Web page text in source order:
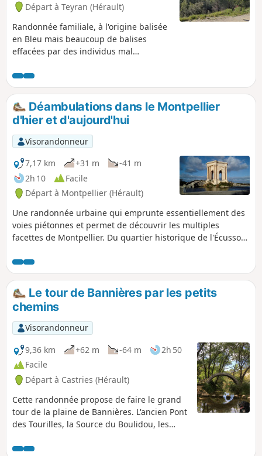
Départ à Teyran (Hérault)
Randonnée familiale, à l'origine balisée
en Bleu mais beaucoup de balises
effacées par des individus mal
partie Nord-Est du village de Teyran : le
plan d'Ailas. Belle vue sur le Pic Saint-
Loup et l'Aqueduc de Castries.
Déambulations dans le Montpellier
d'hier et d'aujourd'hui
Visorandonneur
7,17 km
+31 m
-41 m
2h 10
Facile
Départ à Montpellier (Hérault)
Une randonnée urbaine qui emprunte essentiellement des
voies piétonnes et permet de découvrir les multiples
facettes de Montpellier. Du quartier historique de l'Écusson,
Antigone, à l'architecture ambitieuse, on va à la rencontre
d'un patrimoine riche et contrasté.
Le tour de Bannières par les petits
chemins
Visorandonneur
9,36 km
+62 m -64 m
2h 50
Facile
Départ à Castries (Hérault)
Cette randonnée propose de faire le grand
tour de la plaine de Bannières. L'ancien Pont
des Tourilles, la Source du Boulidou, les
des forêts et une flore variées seront sur le